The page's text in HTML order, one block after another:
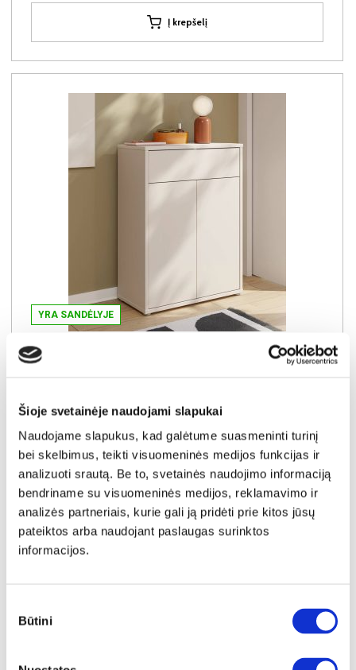
Šioje svetainėje naudojami slapukai
Naudojame slapukus, kad galėtume suasmeninti turinį
bei skelbimus, teikti visuomeninės medijos funkcijas ir
analizuoti srautą. Be to, svetainės naudojimo informaciją
bendriname su visuomeninės medijos, reklamavimo ir
analizės partneriais, kurie gali ją pridėti prie kitos jūsų
pateiktos arba naudojant paslaugas surinktos
informacijos.
pasirinkimas
Būtini
Į krepšelį
YRA SANDĖLYJE
ALICE SPRINGS ACSD222-U60 batų dėžė-komoda
Išmatavimai:
Kaina:
94€